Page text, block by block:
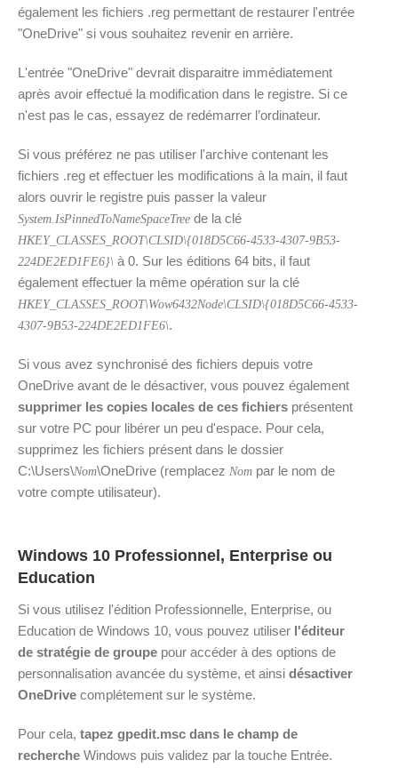
également les fichiers .reg permettant de restaurer l'entrée
"OneDrive" si vous souhaitez revenir en arrière.
L'entrée "OneDrive" devrait disparaitre immédiatement
après avoir effectué la modification dans le registre. Si ce
n'est pas le cas, essayez de redémarrer l’ordinateur.
Si vous préférez ne pas utiliser l'archive contenant les
fichiers .reg et effectuer les modifications à la main, il faut
alors ouvrir le registre puis passer la valeur
System.IsPinnedToNameSpaceTree de la clé
HKEY_CLASSES_ROOT\CLSID\{018D5C66-4533-4307-9B53-
224DE2ED1FE6}\ à 0. Sur les éditions 64 bits, il faut
également effectuer la même opération sur la clé
HKEY_CLASSES_ROOT\Wow6432Node\CLSID\{018D5C66-4533-
4307-9B53-224DE2ED1FE6\.
Si vous avez synchronisé des fichiers depuis votre
OneDrive avant de le désactiver, vous pouvez également
supprimer les copies locales de ces fichiers présentent
sur votre PC pour libérer un peu d'espace. Pour cela,
supprimez les fichiers présent dans le dossier
C:\Users\Nom\OneDrive (remplacez Nom par le nom de
votre compte utilisateur).
Windows 10 Professionnel, Enterprise ou
Education
Si vous utilisez l'édition Professionnelle, Enterprise, ou
Education de Windows 10, vous pouvez utiliser l'éditeur
de stratégie de groupe pour accéder à des options de
personnalisation avancée du système, et ainsi désactiver
OneDrive complétement sur le système.
Pour cela, tapez gpedit.msc dans le champ de
recherche Windows puis validez par la touche Entrée.